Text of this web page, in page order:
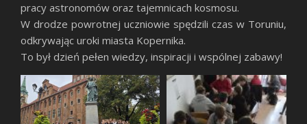
pracy astronomów oraz tajemnicach kosmosu.
W drodze powrotnej uczniowie spędzili czas w Toruniu,
odkrywając uroki miasta Kopernika.
To był dzień pełen wiedzy, inspiracji i wspólnej zabawy!